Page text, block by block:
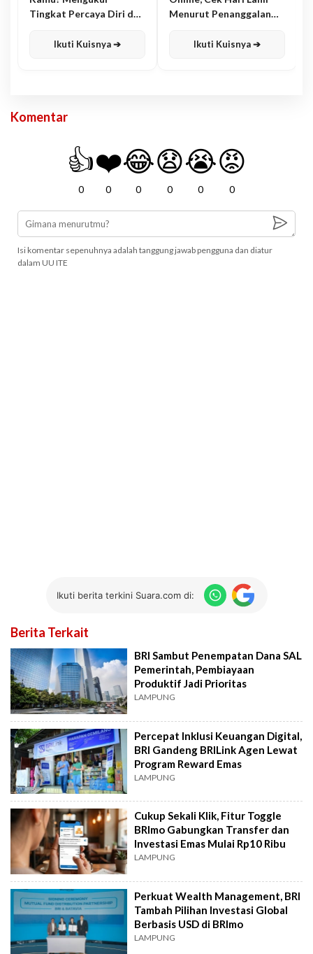
Tingkat Percaya Diri dan
Ikuti Kuisnya ➔
Menurut Penanggalan
Ikuti Kuisnya ➔
Komentar
👍
0
❤️
0
😂
0
😧
0
😭
0
😡
0
Isi komentar sepenuhnya adalah tanggung jawab pengguna dan diatur
dalam UU ITE
Ikuti berita terkini Suara.com di:
Berita Terkait
BRI Sambut Penempatan Dana SAL
Pemerintah, Pembiayaan
Produktif Jadi Prioritas
LAMPUNG
Percepat Inklusi Keuangan Digital,
BRI Gandeng BRILink Agen Lewat
Program Reward Emas
LAMPUNG
Cukup Sekali Klik, Fitur Toggle
BRImo Gabungkan Transfer dan
Investasi Emas Mulai Rp10 Ribu
LAMPUNG
Perkuat Wealth Management, BRI
Tambah Pilihan Investasi Global
Berbasis USD di BRImo
LAMPUNG